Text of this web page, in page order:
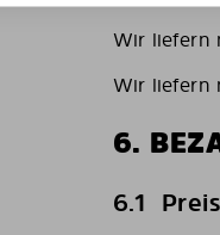
Wir liefern
Wir liefern
6.
6.1